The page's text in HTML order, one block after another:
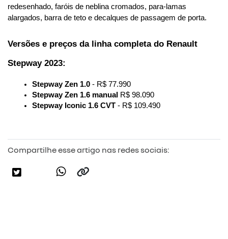
redesenhado, faróis de neblina cromados, para-lamas
alargados, barra de teto e decalques de passagem de porta.
Versões e preços da linha completa do Renault
Stepway 2023:
Stepway Zen 1.0 - R$ 77.990
Stepway Zen 1.6 manual R$ 98.090
Stepway Iconic 1.6 CVT - R$ 109.490
Compartilhe esse artigo nas redes sociais: